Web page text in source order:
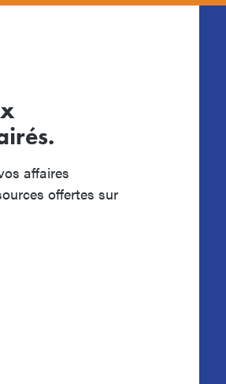
affaires
offertes sur